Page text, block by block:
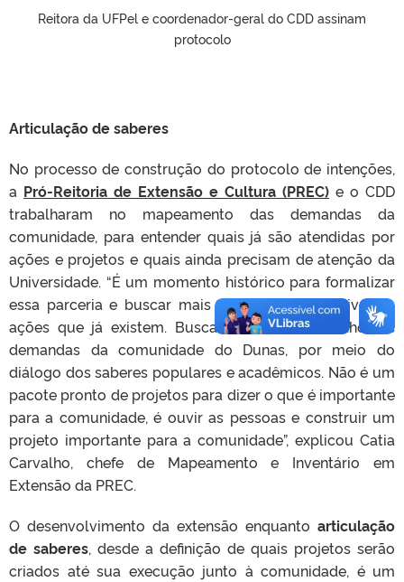
Reitora da UFPel e coordenador-geral do CDD assinam
protocolo
Articulação de saberes
No processo de construção do protocolo de intenções,
a Pró-Reitoria de Extensão e Cultura (PREC) e o CDD
trabalharam no mapeamento das demandas da
comunidade, para entender quais já são atendidas por
ações e projetos e quais ainda precisam de atenção da
Universidade. “É um momento histórico para formalizar
essa parceria e buscar mais coesão entre as diversas
ações que já existem. Buscamos entender melhor as
demandas da comunidade do Dunas, por meio do
diálogo dos saberes populares e acadêmicos. Não é um
pacote pronto de projetos para dizer o que é importante
para a comunidade, é ouvir as pessoas e construir um
projeto importante para a comunidade”, explicou Catia
Carvalho, chefe de Mapeamento e Inventário em
Extensão da PREC.
O desenvolvimento da extensão enquanto articulação
de saberes, desde a definição de quais projetos serão
criados até sua execução junto à comunidade, é um